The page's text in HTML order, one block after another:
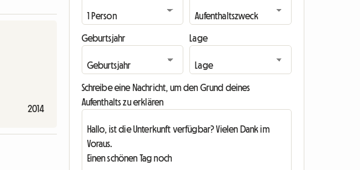
2014
Geburtsjahr Lage
Schreibe eine Nachricht, um den Grund deines
Aufenthalts zu erklären